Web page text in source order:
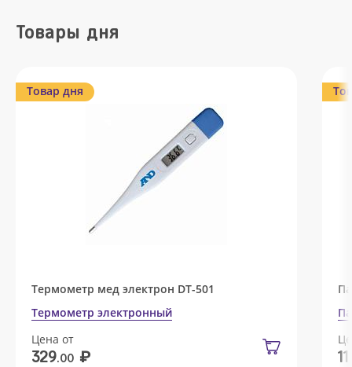
Товары дня
Товар дня
Термометр мед электрон DT-501
Термометр электронный
Цена от
329.00 ₽ 11